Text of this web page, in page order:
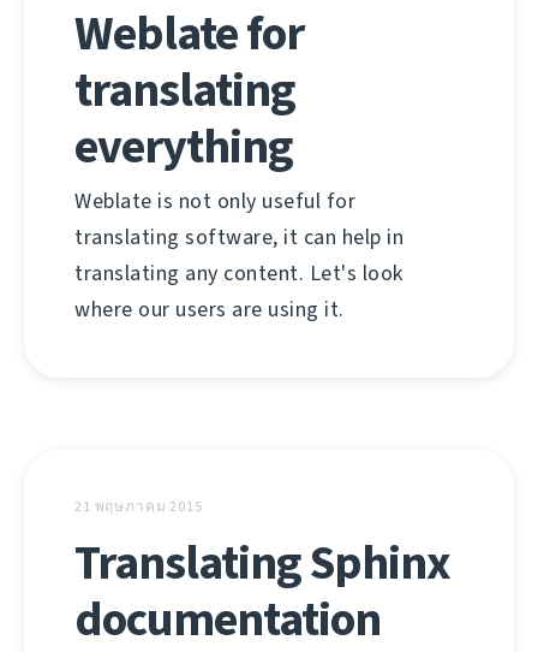
Weblate for
translating
everything
Weblate is not only useful for
translating software, it can help in
translating any content. Let's look
where our users are using it.
21 พฤษภาคม 2015
Translating Sphinx
documentation